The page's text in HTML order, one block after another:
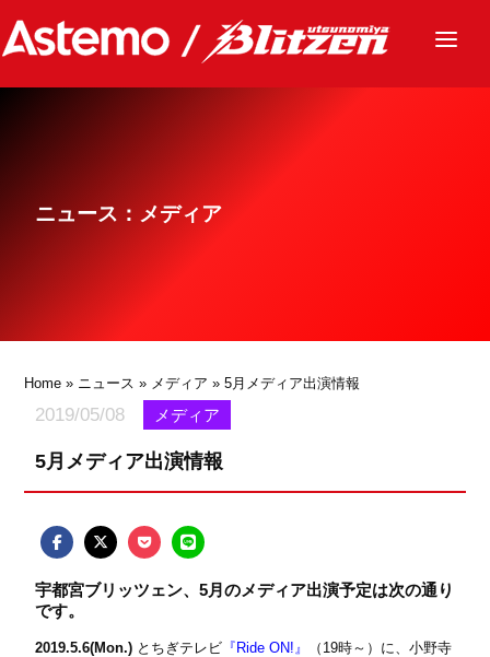
ニュース
グッズ
ニュース：メディア
Home » ニュース » メディア » 5月メディア出演情報
2019/05/08 メディア
5月メディア出演情報
宇都宮ブリッツェン、5月のメディア出演予定は次の通り
です。
2019.5.6(Mon.) とちぎテレビ 『Ride ON!』
（19時～）に、小野寺